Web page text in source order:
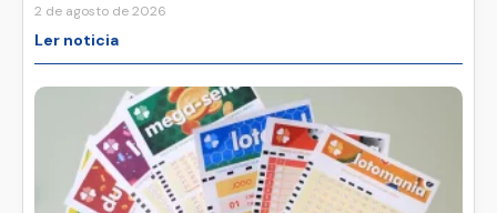
2 de agosto de 2026
Ler noticia